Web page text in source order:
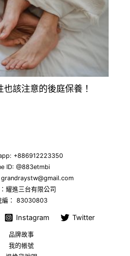
該注意的後庭保養！
+886912223350
ID: @883etmbi
grandraystw@gmail.com
耀進三台有限公司
編： 83030803
Instagram Twitter
品牌故事
我的帳號